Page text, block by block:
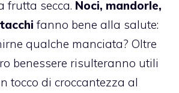
frutta secca. Noci, mandorle,
fanno bene alla salute:
qualche manciata? Oltre
benessere risulteranno utili
tocco di croccantezza al